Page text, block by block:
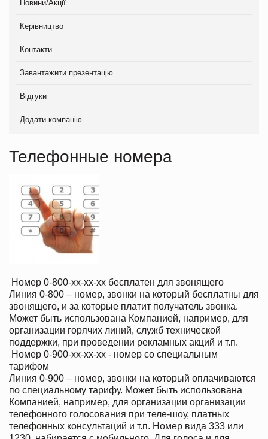
Новини/Акції
Керівництво
Контакти
Завантажити презентацію
Відгуки
Додати компанію
Телефонные номера
Номер 0-800-xx-xx-xx бесплатен для звонящего
Линия 0-800 – номер, звонки на который бесплатны для
звонящего, и за которые платит получатель звонка.
Может быть использована Компанией, например, для
организации горячих линий, служб технической
поддержки, при проведении рекламных акций и т.п.
Номер 0-900-xx-xx-xx - номер со специальным
тарифом
Линия 0-900 – номер, звонки на который оплачиваются
по специальному тарифу. Может быть использована
Компанией, например, для организации организации
телефонного голосования при теле-шоу, платных
телефонных консультаций и т.п. Номер вида 333 или